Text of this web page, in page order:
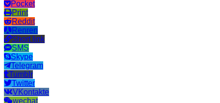
Pocket
Print
Reddit
Renren
Short link
SMS
Skype
Telegram
Tumblr
Twitter
VKontakte
wechat